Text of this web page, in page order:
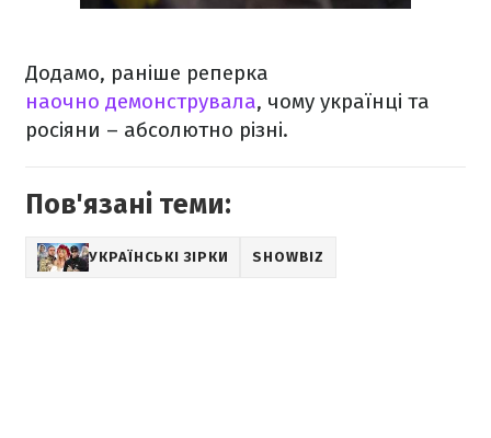
Додамо, раніше реперка
наочно демонструвала, чому українці та
росіяни – абсолютно різні.
Пов'язані теми:
УКРАЇНСЬКІ ЗІРКИ SHOWBIZ